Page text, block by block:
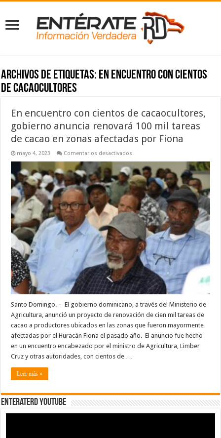
Archivos de etiquetas: En encuentro con cientos
de cacaocultores
En encuentro con cientos de cacaocultores,
gobierno anuncia renovará 100 mil tareas
de cacao en zonas afectadas por Fiona
mayo 4, 2023 Comentarios desactivados
encuentro
con
cientos
de
cacaocultores,
gobierno
anuncia
renovará
100
mil
tareas
de
cacao
en
zonas
afectadas
por
Fiona
Santo Domingo. – El gobierno dominicano, a través del Ministerio de
Agricultura, anunció un proyecto de renovación de cien mil tareas de
cacao a productores ubicados en las zonas que fueron mayormente
afectadas por el Huracán Fiona el pasado año. El anuncio fue hecho
en un encuentro encabezado por el ministro de Agricultura, Limber
Cruz y otras autoridades, con cientos de …
Leer más »
EnterateRD YOUTUBE